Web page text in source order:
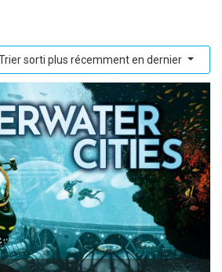
sorti plus récemment en dernier